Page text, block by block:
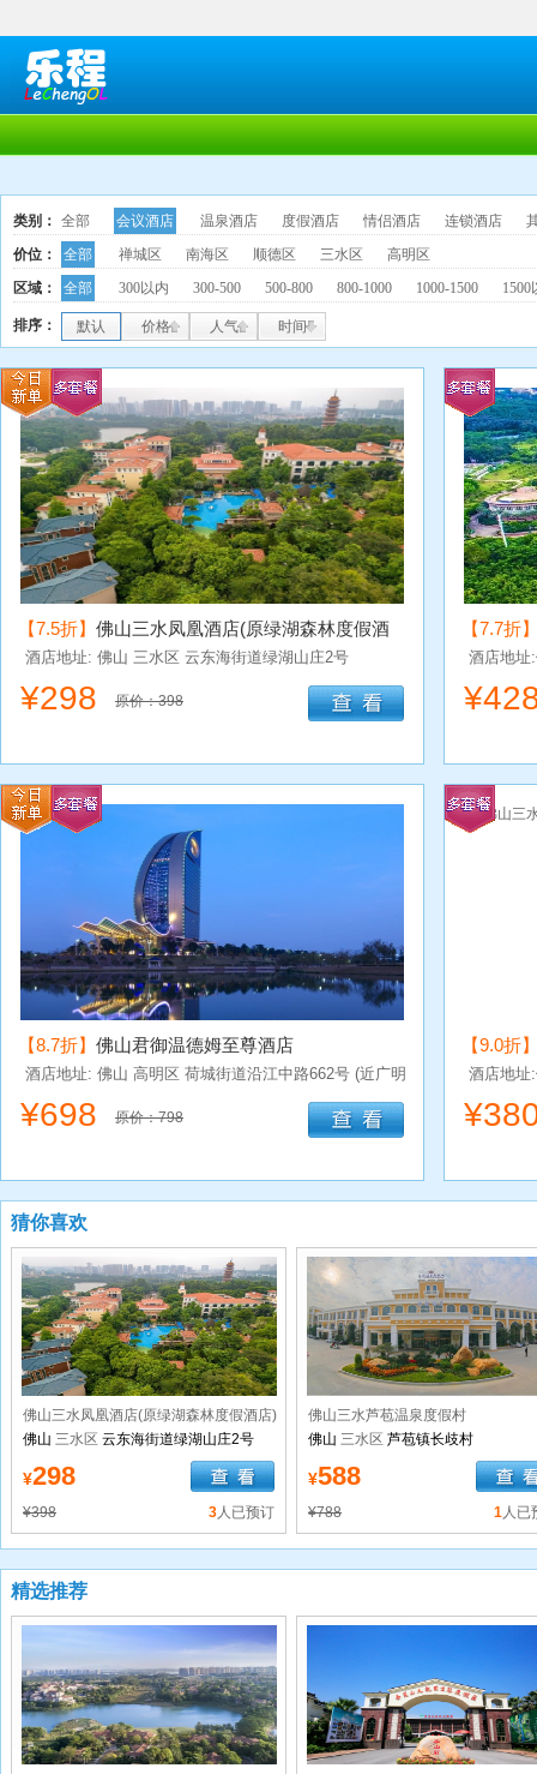
类别： 全部 会议酒店 温泉酒店 度假酒店 情侣酒店 连锁酒店
价位：
全部 禅城区 南海区 顺德区 三水区
高明区
区域：
全部 300以内 300-500 500-800 800-1000 1000-1500 1500
排序： 默认 价格 人气 时间
【7.5折】 佛山三水凤凰酒店(原绿湖森林度假酒
店)
酒店地址: 佛山 三水区 云东海街道绿湖山庄2号
¥298 原价：398
【7.7折
酒店地
城）
¥
【8.7折】 佛山君御温德姆至尊酒店
酒店地址: 佛山 高明区 荷城街道沿江中路662号 (近广明
高速荷富路出口,西江平沙岛，盈香生态园)
¥698 原价：798
【9.0折
酒店地
¥
猜你喜欢
佛山三水凤凰酒店(原绿湖森林度假酒店)
佛山 三水区 云东海街道绿湖山庄2号
¥298
¥398 3人已预订
佛山三水芦苞温泉度假村
佛山 三水区 芦苞镇长歧村
¥588
¥788 1人已
精选推荐